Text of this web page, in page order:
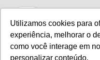
Utilizamos cookies para
experiência, melhorar o
como você interage em
personalizar conteúdo.